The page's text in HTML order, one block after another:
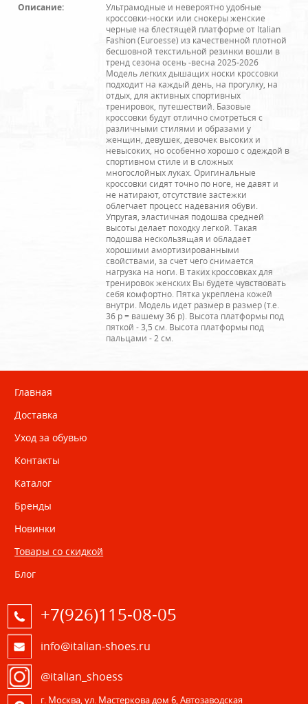
Описание:
Ультрамодные и невероятно удобные
кроссовки-носки или снокеры женские
черные на блестящей платформе от Italian
Fashion (Euroesse) из качественной плотной
бесшовной текстильной резинки вошли в
тренд сезона осень -весна 2025-2026
Модель легких дышащих носки кроссовки
подходит на каждый день, на прогулку, на
отдых, для активных спортивных
тренировок, путешествий. Базовые
кроссовки будут отлично смотреться с
различными стилями и образами у
женщин, девушек, девочек высоких и
невысоких, но особенно хорошо с одеждой в
спортивном стиле и в сложных
многослойных луках. Оригинальные
кроссовки сидят точно по ноге, не давят и
не натирают, отсутствие застежки
облегчает процесс надевания обуви.
Упругая, эластичная подошва средней
высоты делает походку легкой. Такая
подошва нескользящая и обладает
хорошими амортизированными
свойствами, за счет чего снимается
нагрузка на ноги. В таких кроссовках для
тренировок женских Вы будете чувствовать
себя комфортно. Пятка укреплена кожей
внутри. Модель идет размер в размер (т.е.
36 р = вашему 36 р). Высота платформы под
пяткой - 3,5 см. Высота платформы под
пальцами - 2 см.
Главная
Доставка
Уход за обувью
Контакты
Каталог
Бренды
Новинки
Товары со скидкой
Блог
+7(926)115-08-05
info@italian-shoes.ru
@italian_shoess
г. Москва, ул. Мастеркова дом 6, Автозаводская